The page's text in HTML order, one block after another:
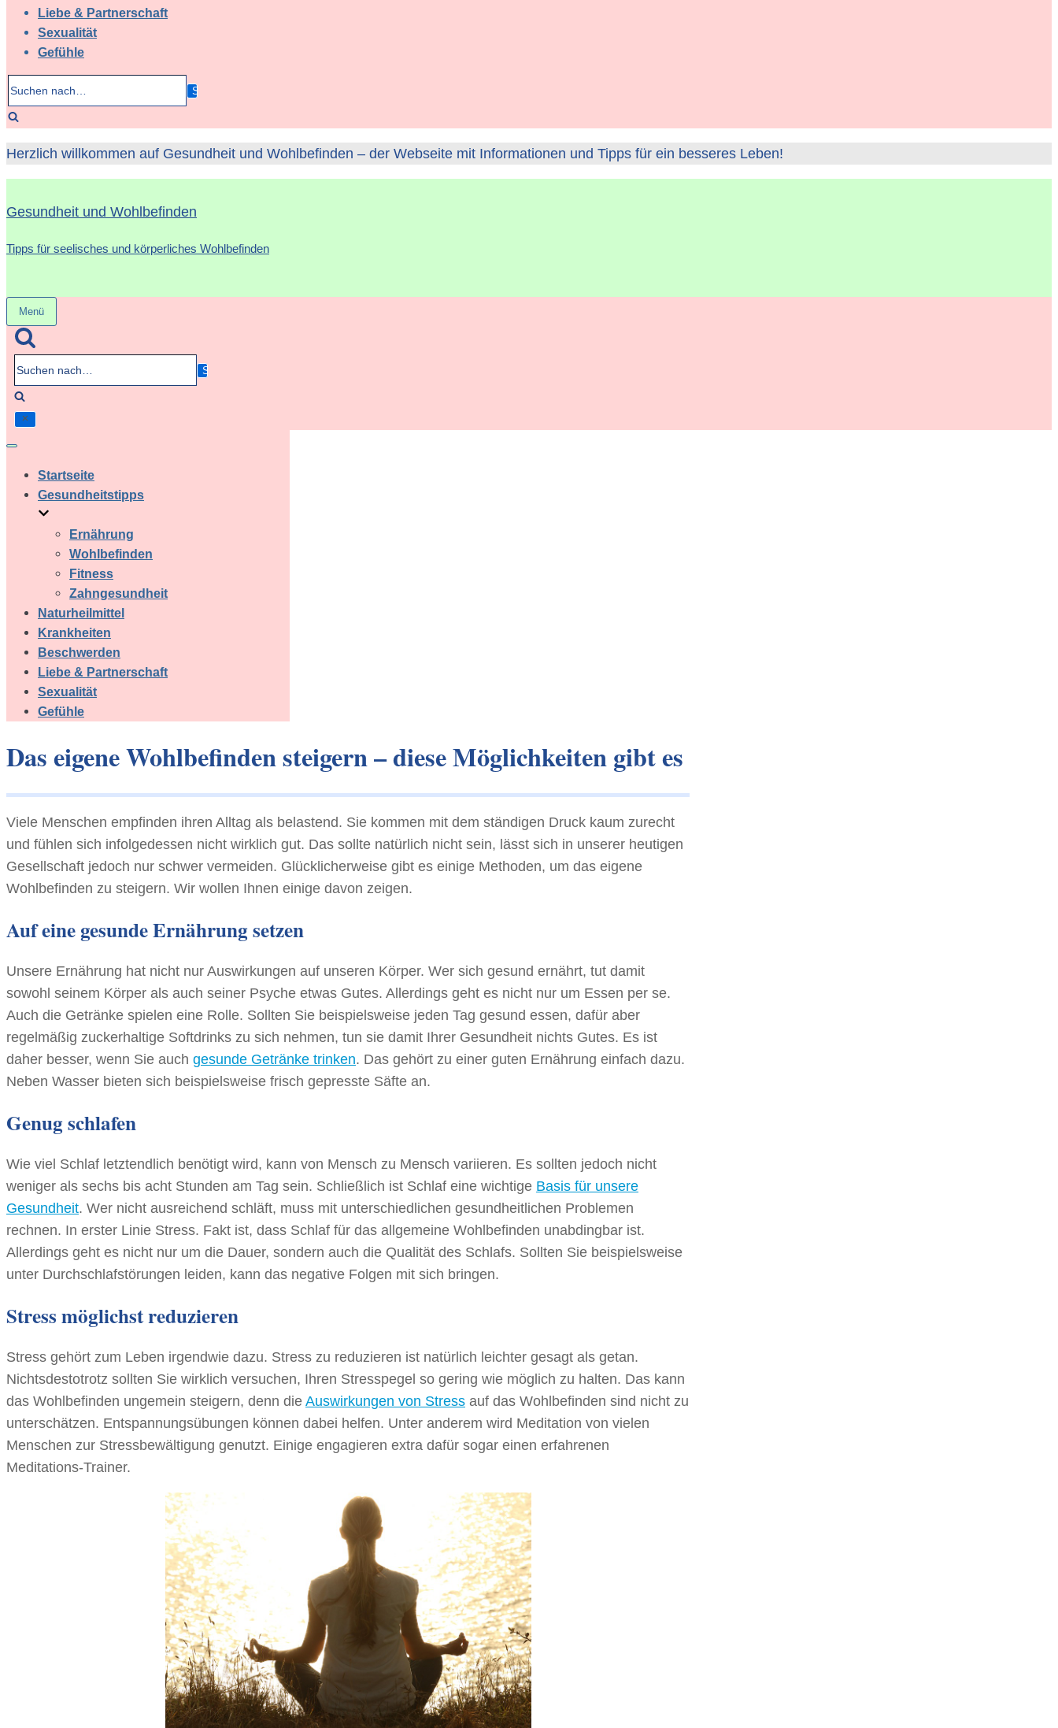
Liebe & Partnerschaft
Sexualität
Gefühle
Suchen
nach…
Herzlich willkommen auf Gesundheit und Wohlbefinden – der Webseite mit Informationen und Tipps für ein besseres Leben!
Gesundheit und Wohlbefinden
Tipps für seelisches und körperliches Wohlbefinden
Menü
Navigation
umschalten
Suchen
nach…
Navigation
Startseite
Gesundheitstipps
Ernährung
Wohlbefinden
Fitness
Zahngesundheit
Naturheilmittel
Krankheiten
Beschwerden
Liebe & Partnerschaft
Sexualität
Gefühle
Das eigene Wohlbefinden steigern – diese Möglichkeiten gibt es
Viele Menschen empfinden ihren Alltag als belastend. Sie kommen mit dem ständigen Druck kaum zurecht
und fühlen sich infolgedessen nicht wirklich gut. Das sollte natürlich nicht sein, lässt sich in unserer heutigen
Gesellschaft jedoch nur schwer vermeiden. Glücklicherweise gibt es einige Methoden, um das eigene
Wohlbefinden zu steigern. Wir wollen Ihnen einige davon zeigen.
Auf eine gesunde Ernährung setzen
Unsere Ernährung hat nicht nur Auswirkungen auf unseren Körper. Wer sich gesund ernährt, tut damit
sowohl seinem Körper als auch seiner Psyche etwas Gutes. Allerdings geht es nicht nur um Essen per se.
Auch die Getränke spielen eine Rolle. Sollten Sie beispielsweise jeden Tag gesund essen, dafür aber
regelmäßig zuckerhaltige Softdrinks zu sich nehmen, tun sie damit Ihrer Gesundheit nichts Gutes. Es ist
daher besser, wenn Sie auch gesunde Getränke trinken. Das gehört zu einer guten Ernährung einfach dazu.
Neben Wasser bieten sich beispielsweise frisch gepresste Säfte an.
Genug schlafen
Wie viel Schlaf letztendlich benötigt wird, kann von Mensch zu Mensch variieren. Es sollten jedoch nicht
weniger als sechs bis acht Stunden am Tag sein. Schließlich ist Schlaf eine wichtige Basis für unsere
Gesundheit. Wer nicht ausreichend schläft, muss mit unterschiedlichen gesundheitlichen Problemen
rechnen. In erster Linie Stress. Fakt ist, dass Schlaf für das allgemeine Wohlbefinden unabdingbar ist.
Allerdings geht es nicht nur um die Dauer, sondern auch die Qualität des Schlafs. Sollten Sie beispielsweise
unter Durchschlafstörungen leiden, kann das negative Folgen mit sich bringen.
Stress möglichst reduzieren
Stress gehört zum Leben irgendwie dazu. Stress zu reduzieren ist natürlich leichter gesagt als getan.
Nichtsdestotrotz sollten Sie wirklich versuchen, Ihren Stresspegel so gering wie möglich zu halten. Das kann
das Wohlbefinden ungemein steigern, denn die Auswirkungen von Stress auf das Wohlbefinden sind nicht zu
unterschätzen. Entspannungsübungen können dabei helfen. Unter anderem wird Meditation von vielen
Menschen zur Stressbewältigung genutzt. Einige engagieren extra dafür sogar einen erfahrenen
Meditations-Trainer.